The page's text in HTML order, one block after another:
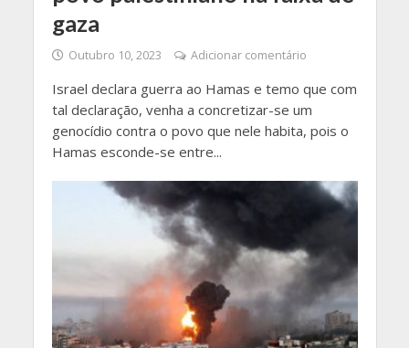
gaza
Outubro 10, 2023 Adicionar comentário
Israel declara guerra ao Hamas e temo que com
tal declaração, venha a concretizar-se um
genocídio contra o povo que nele habita, pois o
Hamas esconde-se entre...